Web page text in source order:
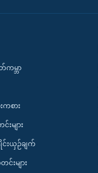
ကမ္ဘာ
စား
များ
င်းယှဉ်ချက်
င်းများ